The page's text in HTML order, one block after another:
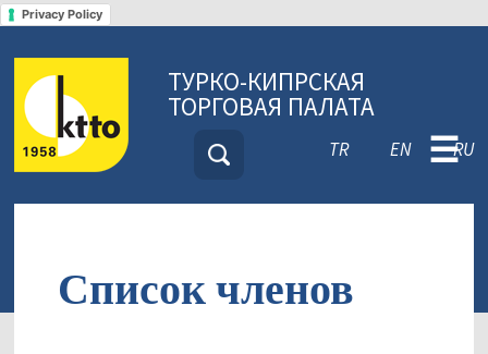
Privacy Policy
ТУРКО-КИПРСКАЯ
ТОРГОВАЯ ПАЛАТА
TR EN RU
☰
Список членов